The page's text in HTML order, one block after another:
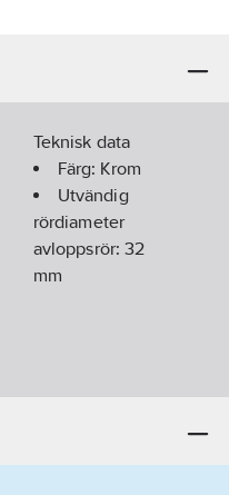
Teknisk data
Färg: Krom
Utvändig
rördiameter
avloppsrör: 32
mm